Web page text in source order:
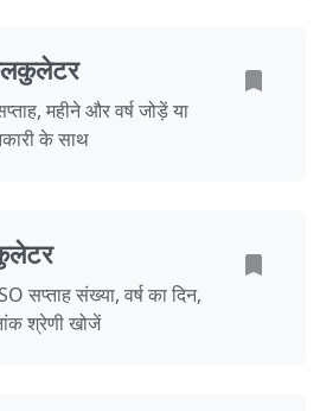
महीने और वर्ष जोड़ें या
के साथ
सप्ताह संख्या, वर्ष का दिन,
श्रेणी खोजें